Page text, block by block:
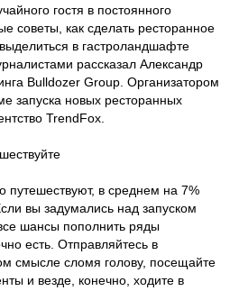
гостя в постоянного
советы, как сделать ресторанное
в гастроландшафте
рассказал Александр
Bulldozer Group. Организатором
запуска новых ресторанных
TrendFox.
путешествуют, в среднем на 7%
вы задумались над запуском
шансы пополнить ряды
есть. Отправляйтесь в
смысле сломя голову, посещайте
и везде, конечно, ходите в